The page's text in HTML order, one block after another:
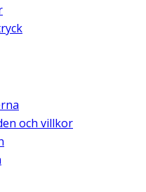
och villkor